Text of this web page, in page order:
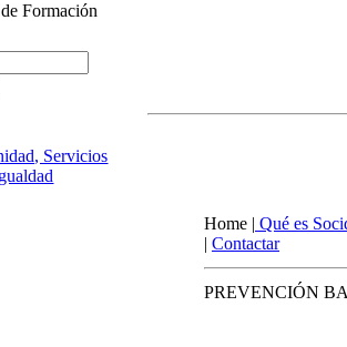
Formación
Home | Qué es
| Contactar
PREVENCIÓN